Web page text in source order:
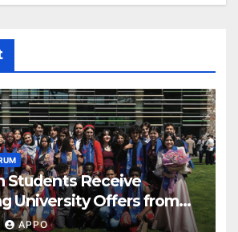
Students Receive
University Offers from
Leading Institutions
APPO